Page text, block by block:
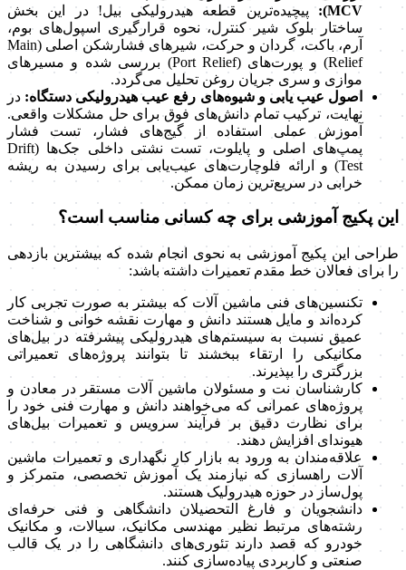
MCV):
پیچیده‌ترین قطعه هیدرولیکی بیل! در این بخش
ساختار بلوک شیر کنترل، نحوه قرارگیری اسپول‌های بوم،
آرم، باکت، گردان و حرکت، شیرهای فشارشکن اصلی (Main
Relief) و پورت‌های (Port Relief) بررسی شده و مسیرهای
موازی و سری جریان روغن تحلیل می‌گردد.
اصول عیب یابی و شیوه‌های رفع عیب هیدرولیکی دستگاه: در
نهایت، ترکیب تمام دانش‌های فوق برای حل مشکلات واقعی.
آموزش عملی استفاده از گیج‌های فشار، تست فشار
پمپ‌های اصلی و پایلوت، تست نشتی داخلی جک‌ها (Drift
Test) و ارائه فلوچارت‌های عیب‌یابی برای رسیدن به ریشه
خرابی در سریع‌ترین زمان ممکن.
این پکیج آموزشی برای چه کسانی مناسب است؟
طراحی این پکیج آموزشی به نحوی انجام شده که بیشترین بازدهی
را برای فعالان خط مقدم تعمیرات داشته باشد:
تکنسین‌های فنی ماشین آلات که بیشتر به صورت تجربی کار
کرده‌اند و مایل هستند دانش و مهارت نقشه خوانی و شناخت
عمیق نسبت به سیستم‌های هیدرولیکی پیشرفته در بیل‌های
مکانیکی را ارتقاء ببخشند تا بتوانند پروژه‌های تعمیراتی
بزرگتری را بپذیرند.
کارشناسان نت و مسئولان ماشین آلات مستقر در معادن و
پروژه‌های عمرانی که می‌خواهند دانش و مهارت فنی خود را
برای نظارت دقیق بر فرآیند سرویس و تعمیرات بیل‌های
هیوندای افزایش دهند.
علاقه‌مندان به ورود به بازار کار نگهداری و تعمیرات ماشین
آلات راهسازی که نیازمند یک آموزش تخصصی، متمرکز و
پول‌ساز در حوزه هیدرولیک هستند.
دانشجویان و فارغ التحصیلان دانشگاهی و فنی حرفه‌ای
رشته‌های مرتبط نظیر مهندسی مکانیک، سیالات، و مکانیک
خودرو که قصد دارند تئوری‌های دانشگاهی را در یک قالب
صنعتی و کاربردی پیاده‌سازی کنند.